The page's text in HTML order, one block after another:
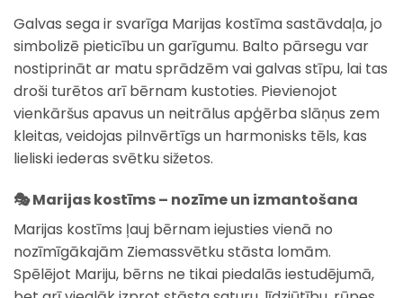
Galvas sega ir svarīga Marijas kostīma sastāvdaļa, jo
simbolizē pieticību un garīgumu. Balto pārsegu var
nostiprināt ar matu sprādzēm vai galvas stīpu, lai tas
droši turētos arī bērnam kustoties. Pievienojot
vienkāršus apavus un neitrālus apģērba slāņus zem
kleitas, veidojas pilnvērtīgs un harmonisks tēls, kas
lieliski iederas svētku sižetos.
🎭 Marijas kostīms – nozīme un izmantošana
Marijas kostīms ļauj bērnam iejusties vienā no
nozīmīgākajām Ziemassvētku stāsta lomām.
Spēlējot Mariju, bērns ne tikai piedalās iestudējumā,